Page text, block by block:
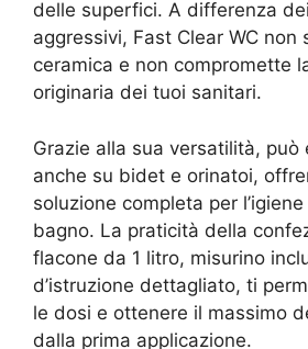
delle superfici. A differenza
aggressivi, Fast Clear WC non
ceramica e non compromette
originaria dei tuoi sanitari.
Grazie alla sua versatilità, può
anche su bidet e orinatoi,
soluzione completa per l’igiene
bagno. La praticità della
flacone da 1 litro, misurino
d’istruzione dettagliato, ti
le dosi e ottenere il massimo
dalla prima applicazione.